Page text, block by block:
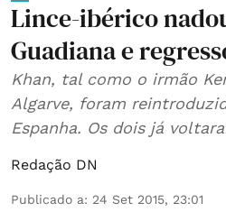
Lince-ibérico
Guadiana e
Khan, tal como o irmão
Algarve, foram
Espanha. Os dois já
Redação DN
Publicado a: 24 Set 2015, 23:01